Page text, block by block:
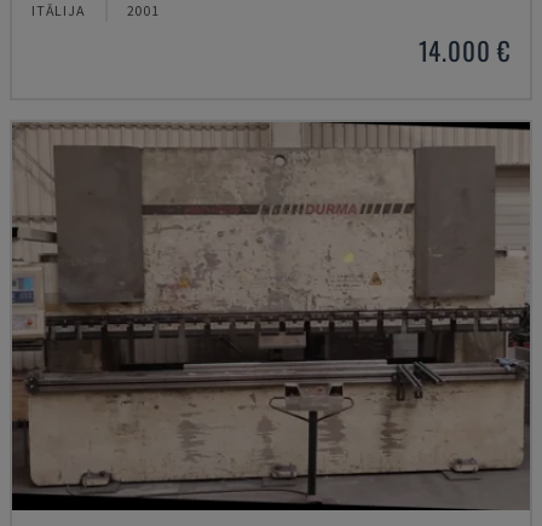
ITĀLIJA 2001
14.000 €